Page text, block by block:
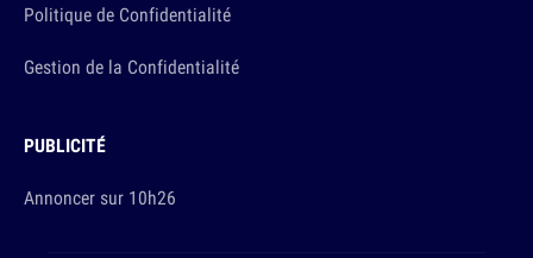
Politique de Confidentialité
Gestion de la Confidentialité
PUBLICITÉ
Annoncer sur 10h26